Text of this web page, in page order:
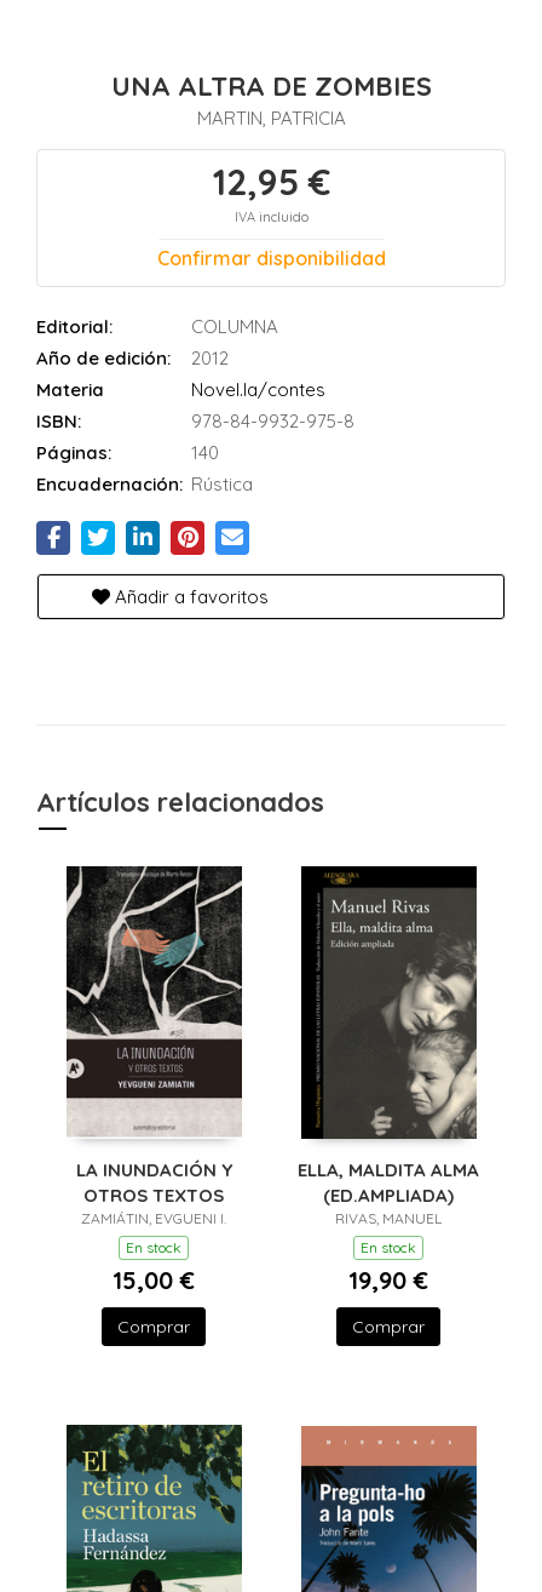
UNA ALTRA DE ZOMBIES
MARTIN, PATRICIA
12,95 €
IVA incluido
Confirmar disponibilidad
Editorial:
COLUMNA
Año de edición:
2012
Materia
Novel.la/contes
ISBN:
978-84-9932-975-8
Páginas:
140
Encuadernación: Rústica
Añadir a favoritos
Artículos relacionados
LA INUNDACIÓN Y
OTROS TEXTOS
ZAMIÁTIN, EVGUENI I.
En stock
15,00 €
Comprar
ELLA, MALDITA ALMA
(ED.AMPLIADA)
RIVAS, MANUEL
En stock
19,90 €
Comprar